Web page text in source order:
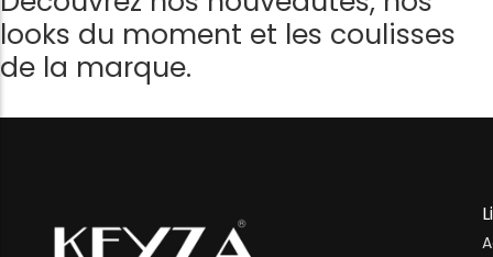
looks du moment et les coulisses
de la marque.